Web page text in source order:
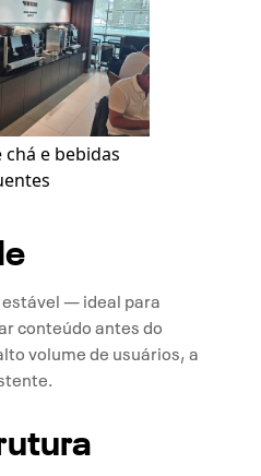
chá e bebidas
estável — ideal para
conteúdo antes do
volume de usuários, a